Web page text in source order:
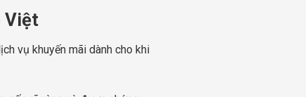
Việt
vụ khuyến mãi dành cho khi